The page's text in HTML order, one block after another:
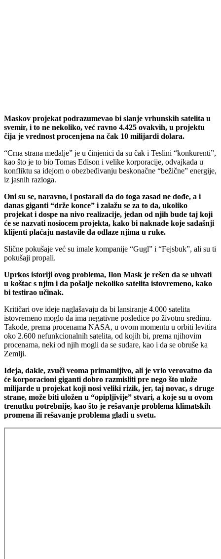
Maskov projekat podrazumevao bi slanje vrhunskih satelita u
svemir, i to ne nekoliko, već ravno 4.425 ovakvih, u projektu
čija je vrednost procenjena na čak 10 milijardi dolara.
“Crna strana medalje” je u činjenici da su čak i Teslini “konkurenti”,
kao što je to bio Tomas Edison i velike korporacije, odvajkada u
konfliktu sa idejom o obezbeđivanju beskonačne “bežične” energije,
iz jasnih razloga.
Oni su se, naravno, i postarali da do toga zasad ne dođe, a i
danas giganti “drže konce” i zalažu se za to da, ukoliko
projekat i dospe na nivo realizacije, jedan od njih bude taj koji
će se nazvati nosiocem projekta, kako bi naknade koje sadašnji
klijenti plaćaju nastavile da odlaze njima u ruke.
Slične pokušaje već su imale kompanije “Gugl” i “Fejsbuk”, ali su ti
pokušaji propali.
Uprkos istoriji ovog problema, Ilon Mask je rešen da se uhvati
u koštac s njim i da pošalje nekoliko satelita istovremeno, kako
bi testirao učinak.
Kritičari ove ideje naglašavaju da bi lansiranje 4.000 satelita
istovremeno moglo da ima negativne posledice po životnu sredinu.
Takođe, prema procenama NASA, u ovom momentu u orbiti levitira
oko 2.600 nefunkcionalnih satelita, od kojih bi, prema njihovim
procenama, neki od njih mogli da se sudare, kao i da se obruše ka
Zemlji.
Ideja, dakle, zvuči veoma primamljivo, ali je vrlo verovatno da
će korporacioni giganti dobro razmisliti pre nego što ulože
milijarde u projekat koji nosi veliki rizik, jer, taj novac, s druge
strane, može biti uložen u “opipljivije” stvari, a koje su u ovom
trenutku potrebnije, kao što je rešavanje problema klimatskih
promena ili rešavanje problema gladi u svetu.